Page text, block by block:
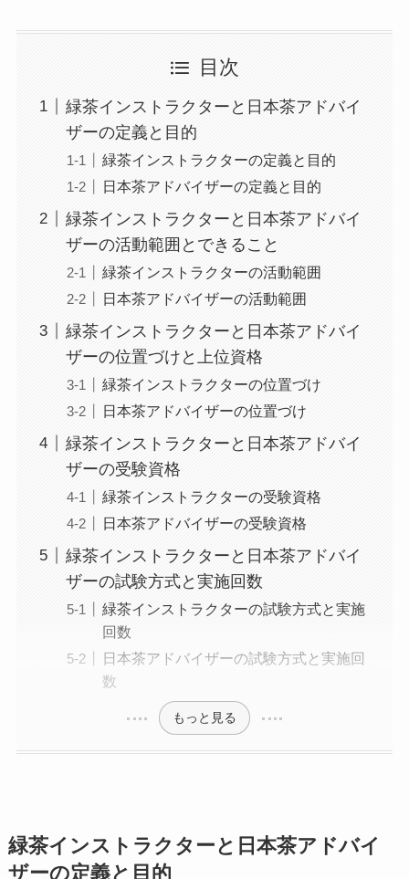
目次
緑茶インストラクターと日本茶アドバイ
ザーの定義と目的
緑茶インストラクターの定義と目的
日本茶アドバイザーの定義と目的
緑茶インストラクターと日本茶アドバイ
ザーの活動範囲とできること
緑茶インストラクターの活動範囲
日本茶アドバイザーの活動範囲
緑茶インストラクターと日本茶アドバイ
ザーの位置づけと上位資格
緑茶インストラクターの位置づけ
日本茶アドバイザーの位置づけ
緑茶インストラクターと日本茶アドバイ
ザーの受験資格
緑茶インストラクターの受験資格
日本茶アドバイザーの受験資格
緑茶インストラクターと日本茶アドバイ
ザーの試験方式と実施回数
緑茶インストラクターの試験方式と実施
回数
日本茶アドバイザーの試験方式と実施回
数
もっと見る
緑茶インストラクターと日本茶アドバイ
ザーの定義と目的